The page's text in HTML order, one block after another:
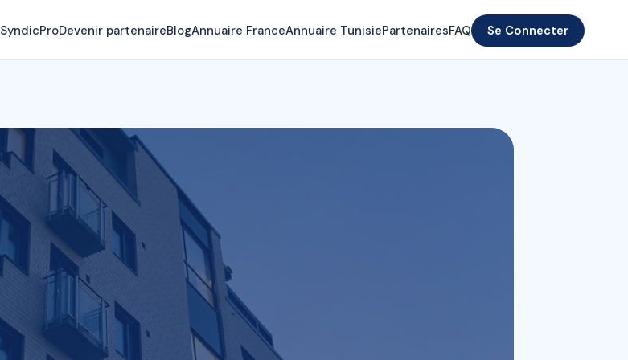
SyndicProDevenir partenaireBlogAnnuaire FranceAnnuaire TunisiePartenairesFAQ Se Connecter